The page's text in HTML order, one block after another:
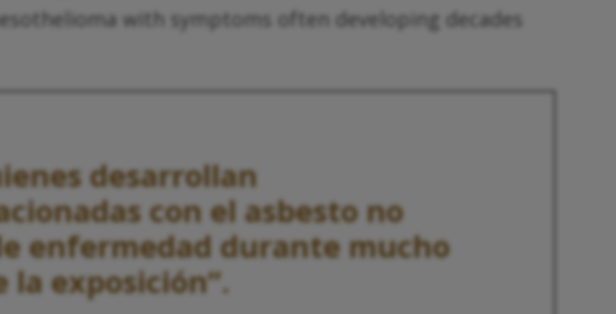
with symptoms often developing decades
desarrollan
con el asbesto no
enfermedad durante mucho
la exposición”.